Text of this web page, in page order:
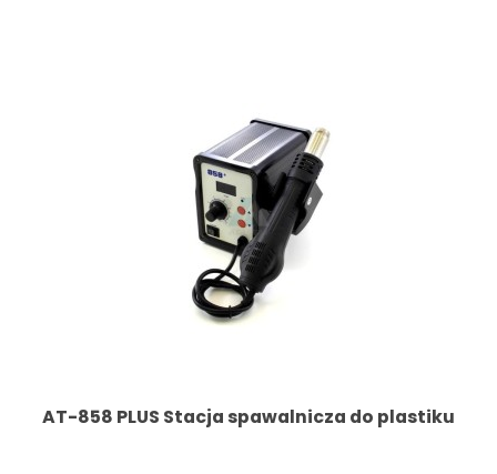
AT-858 PLUS Stacja spawalnicza do plastiku